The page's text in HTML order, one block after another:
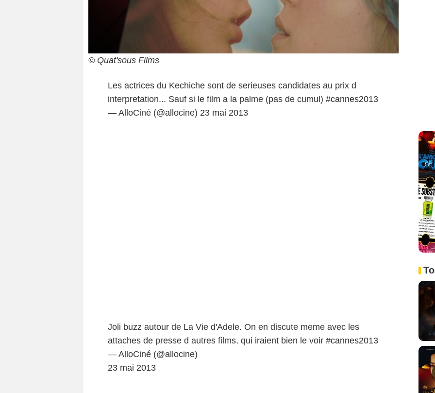
© Quat'sous Films
Les actrices du Kechiche sont de serieuses candidates au prix d
interpretation... Sauf si le film a la palme (pas de cumul) #cannes2013
— AlloCiné (@allocine) 23 mai 2013
Joli buzz autour de La Vie d'Adele. On en discute meme avec les
attaches de presse d autres films, qui iraient bien le voir #cannes2013
— AlloCiné (@allocine)
23 mai 2013